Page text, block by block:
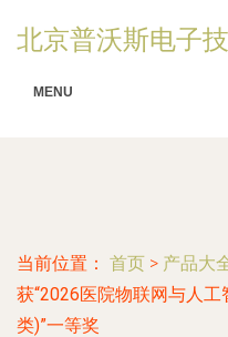
北京普沃斯电子
MENU
当前位置： 首页 > 产品大
获“2026医院物联网与人
类)”一等奖